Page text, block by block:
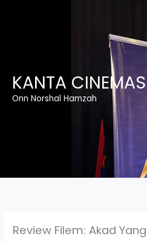
KANTA CINEMAS
Onn Norshal Hamzah
Review Filem: Akad